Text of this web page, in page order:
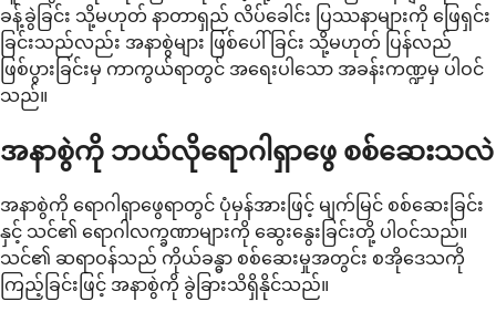
ခန့်ခွဲခြင်း သို့မဟုတ် နာတာရှည် လိပ်ခေါင်း ပြဿနာများကို ဖြေရှင်း
ခြင်းသည်လည်း အနာစွဲများ ဖြစ်ပေါ်ခြင်း သို့မဟုတ် ပြန်လည်
ဖြစ်ပွားခြင်းမှ ကာကွယ်ရာတွင် အရေးပါသော အခန်းကဏ္ဍမှ ပါဝင်
သည်။
အနာစွဲကို ဘယ်လိုရောဂါရှာဖွေ စစ်ဆေးသလဲ
အနာစွဲကို ရောဂါရှာဖွေရာတွင် ပုံမှန်အားဖြင့် မျက်မြင် စစ်ဆေးခြင်း
နှင့် သင်၏ ရောဂါလက္ခဏာများကို ဆွေးနွေးခြင်းတို့ ပါဝင်သည်။
သင်၏ ဆရာဝန်သည် ကိုယ်ခန္ဓာ စစ်ဆေးမှုအတွင်း စအိုဒေသကို
ကြည့်ခြင်းဖြင့် အနာစွဲကို ခွဲခြားသိရှိနိုင်သည်။